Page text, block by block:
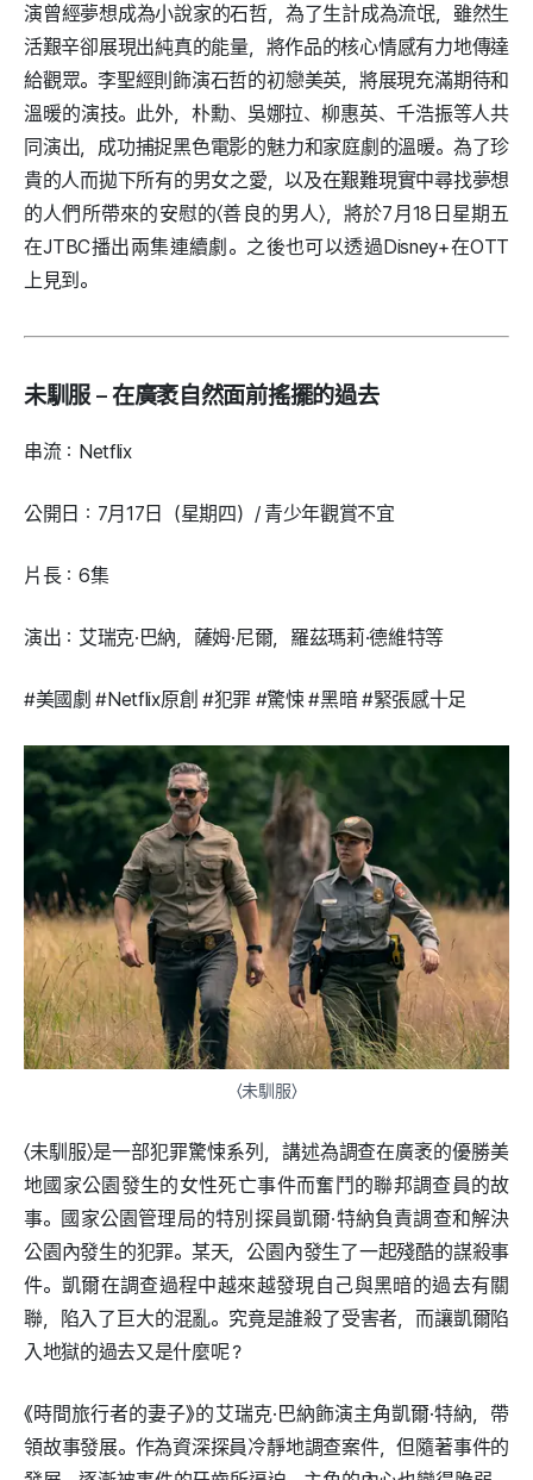
演曾經夢想成為小說家的石哲，為了生計成為流氓，雖然生
活艱辛卻展現出純真的能量，將作品的核心情感有力地傳達
給觀眾。李聖經則飾演石哲的初戀美英，將展現充滿期待和
溫暖的演技。此外，朴勳、吳娜拉、柳惠英、千浩振等人共
同演出，成功捕捉黑色電影的魅力和家庭劇的溫暖。為了珍
貴的人而拋下所有的男女之愛，以及在艱難現實中尋找夢想
的人們所帶來的安慰的〈善良的男人〉，將於7月18日星期五
在JTBC播出兩集連續劇。之後也可以透過Disney+在OTT
上見到。
未馴服 – 在廣袤自然面前搖擺的過去
串流：Netflix
公開日：7月17日（星期四）/ 青少年觀賞不宜
片長：6集
演出：艾瑞克·巴納，薩姆·尼爾，羅茲瑪莉·德維特等
#美國劇 #Netflix原創 #犯罪 #驚悚 #黑暗 #緊張感十足
〈未馴服〉
〈未馴服〉是一部犯罪驚悚系列，講述為調查在廣袤的優勝美
地國家公園發生的女性死亡事件而奮鬥的聯邦調查員的故
事。國家公園管理局的特別探員凱爾·特納負責調查和解決
公園內發生的犯罪。某天，公園內發生了一起殘酷的謀殺事
件。凱爾在調查過程中越來越發現自己與黑暗的過去有關
聯，陷入了巨大的混亂。究竟是誰殺了受害者，而讓凱爾陷
入地獄的過去又是什麼呢？
《時間旅行者的妻子》的艾瑞克·巴納飾演主角凱爾·特納，帶
領故事發展。作為資深探員冷靜地調查案件，但隨著事件的